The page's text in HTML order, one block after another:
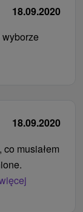
18.09.2020
18.09.2020
musiałem